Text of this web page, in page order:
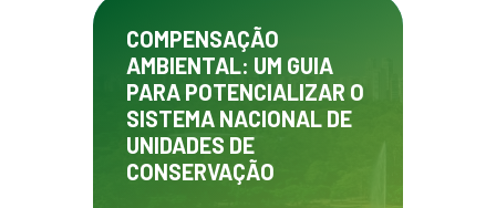
COMPENSAÇÃO
AMBIENTAL: UM GUIA
PARA POTENCIALIZAR O
SISTEMA NACIONAL DE
UNIDADES DE
CONSERVAÇÃO